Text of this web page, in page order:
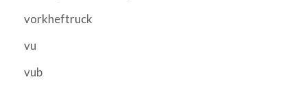
vorkheftruck
vu
vub